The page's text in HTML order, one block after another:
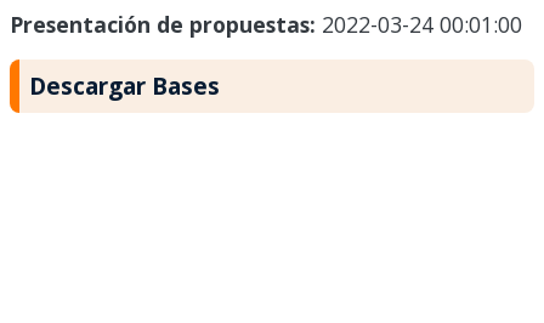
Presentación de propuestas: 2022-03-24 00:01:00
Descargar Bases